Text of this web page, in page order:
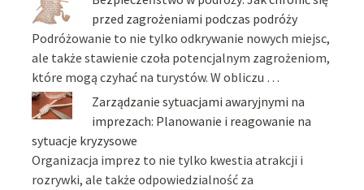
przed zagrożeniami podczas podróży
Podróżowanie to nie tylko odkrywanie nowych miejsc,
ale także stawienie czoła potencjalnym zagrożeniom,
które mogą czyhać na turystów. W obliczu …
Zarządzanie sytuacjami awaryjnymi na
imprezach: Planowanie i reagowanie na
sytuacje kryzysowe
Organizacja imprez to nie tylko kwestia atrakcji i
rozrywki, ale także odpowiedzialność za